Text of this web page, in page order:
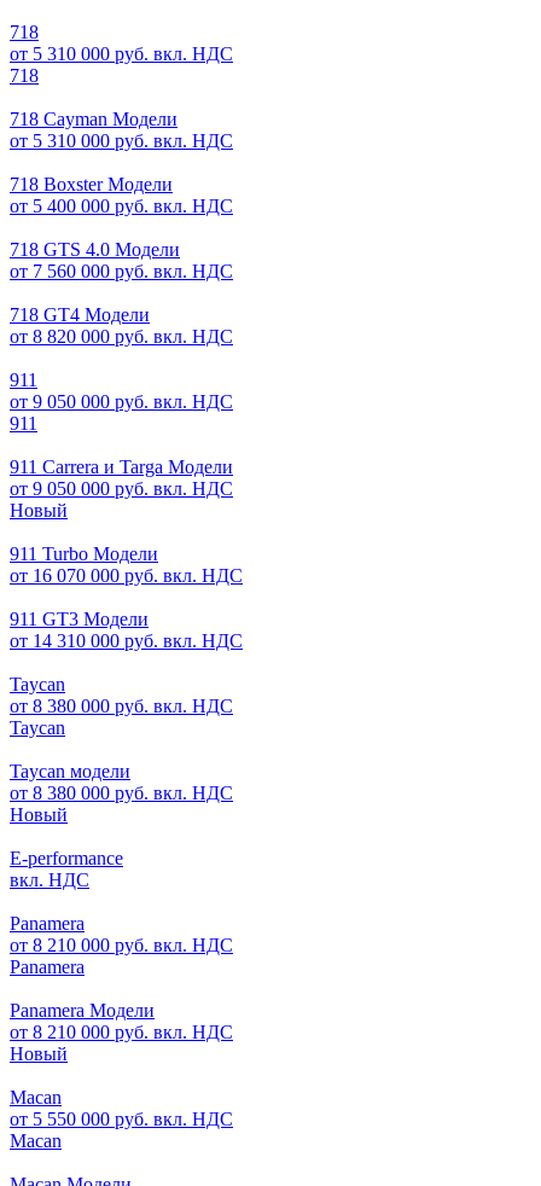
718
от 5 310 000 руб. вкл. НДС
718
718 Cayman Модели
от 5 310 000 руб. вкл. НДС
718 Boxster Модели
от 5 400 000 руб. вкл. НДС
718 GTS 4.0 Модели
от 7 560 000 руб. вкл. НДС
718 GT4 Модели
от 8 820 000 руб. вкл. НДС
911
от 9 050 000 руб. вкл. НДС
911
911 Carrera и Targa Модели
от 9 050 000 руб. вкл. НДС
Новый
911 Turbo Модели
от 16 070 000 руб. вкл. НДС
911 GT3 Модели
от 14 310 000 руб. вкл. НДС
Taycan
от 8 380 000 руб. вкл. НДС
Taycan
Taycan модели
от 8 380 000 руб. вкл. НДС
Новый
E-performance
вкл. НДС
Panamera
от 8 210 000 руб. вкл. НДС
Panamera
Panamera Модели
от 8 210 000 руб. вкл. НДС
Новый
Macan
от 5 550 000 руб. вкл. НДС
Macan